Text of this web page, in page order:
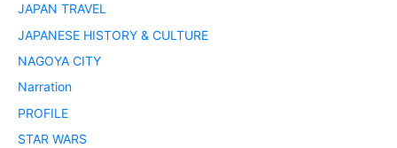
JAPAN TRAVEL
JAPANESE HISTORY & CULTURE
NAGOYA CITY
Narration
PROFILE
STAR WARS